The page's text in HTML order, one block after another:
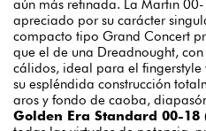
aún más refinada. La Martin
apreciado por su carácter
compacto tipo Grand Concert
que el de una Dreadnought,
cálidos, ideal para el
su espléndida construcción
aros y fondo de caoba,
Golden Era Standard 00-18